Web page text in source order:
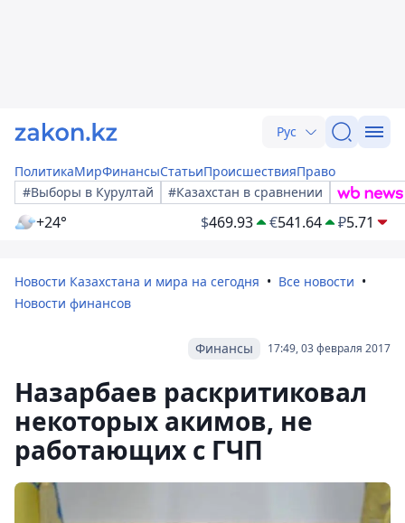
Рус
ПолитикаМирФинансыСтатьиПроисшествияПраво
#Выборы в Курултай
#Казахстан в сравнении
+24° $469.93 €541.64 ₽5.71
Новости Казахстана и мира на сегодня
Все новости
Новости финансов
17:49, 03 февраля 2017
Финансы
Назарбаев раскритиковал
некоторых акимов, не
работающих с ГЧП